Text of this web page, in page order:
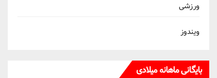
ورزشی
ویندوز
بایگانی ماهانه میلادی